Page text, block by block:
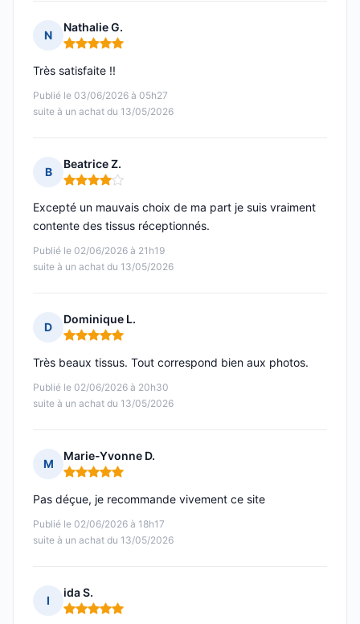
N
Nathalie G.
Note : 5 sur 5
Publié le 03/06/2026 à 05h27
suite à un achat du 13/05/2026
Très satisfaite !!
B
Beatrice Z.
Note : 4 sur 5
Publié le 02/06/2026 à 21h19
suite à un achat du 13/05/2026
Excepté un mauvais choix de ma part je suis vraiment
contente des tissus réceptionnés.
D
Dominique L.
Note : 5 sur 5
Publié le 02/06/2026 à 20h30
suite à un achat du 13/05/2026
Très beaux tissus. Tout correspond bien aux photos.
M
Marie-Yvonne D.
Note : 5 sur 5
Publié le 02/06/2026 à 18h17
suite à un achat du 13/05/2026
Pas déçue, je recommande vivement ce site
I
ida S.
Note : 5 sur 5